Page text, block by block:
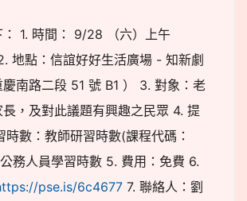
1. 時間： 9/28 （六）上午
地點：信誼好好生活廣場 - 知新劇
南路二段 51 號 B1 ） 3. 對象：老
，及對此議題有興趣之民眾 4. 提
數：教師研習時數(課程代碼：
務人員學習時數 5. 費用：免費 6.
pse.is/6c4677 7. 聯絡人：劉